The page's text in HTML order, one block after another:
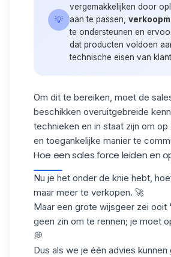
💡
vergemakkelijken door
aan te passen,
te ondersteunen en
dat producten voldoen
technische eisen van
Om dit te bereiken, moet de
beschikken overuitgebreide
technieken en in staat zijn om op
en toegankelijke manier te
Hoe een sales force leiden en
Nu je het onder de knie hebt,
maar meer te verkopen. 🚀
Maar een grote wijsgeer zei ooit
geen zin om te rennen; je moet
💭
Dus als we je één advies